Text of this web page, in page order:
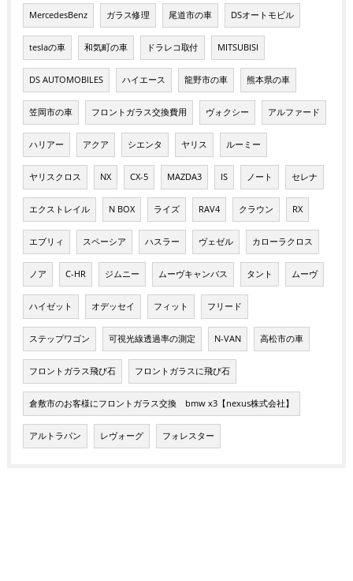
MercedesBenz ガラス修理 尾道市の車 DSオートモビル
teslaの車 和気町の車 ドラレコ取付 MITSUBISI
DS AUTOMOBILES ハイエース 龍野市の車 熊本県の車
笠岡市の車 フロントガラス交換費用 ヴォクシー アルファード
ハリアー アクア シエンタ ヤリス ルーミー
ヤリスクロス NX CX-5 MAZDA3 IS ノート セレナ
エクストレイル N BOX ライズ RAV4 クラウン RX
エブリィ スペーシア ハスラー ヴェゼル カローラクロス
ノア C-HR ジムニー ムーヴキャンバス タント ムーヴ
ハイゼット オデッセイ フィット フリード
ステップワゴン 可視光線透過率の測定 N-VAN 高松市の車
フロントガラス飛び石 フロントガラスに飛び石
倉敷市のお客様にフロントガラス交換 bmw x3【nexus株式会社】
アルトラパン レヴォーグ フォレスター